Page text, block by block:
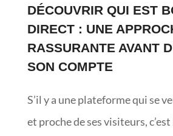
DÉCOUVRIR QUI EST
DIRECT : UNE
RASSURANTE AVANT
SON COMPTE
S’il y a une plateforme qui se
et proche de ses visiteurs,